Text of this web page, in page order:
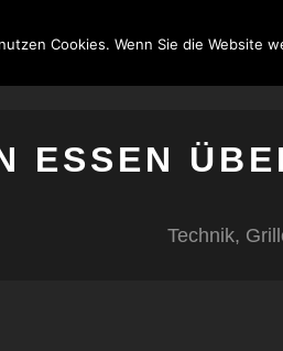
ESSEN
Technik,
Cookies. Wenn Sie die Website